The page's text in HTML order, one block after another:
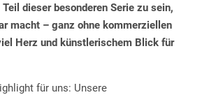
dieser besonderen Serie zu sein,
macht – ganz ohne kommerziellen
Herz und künstlerischem Blick für
für uns: Unsere